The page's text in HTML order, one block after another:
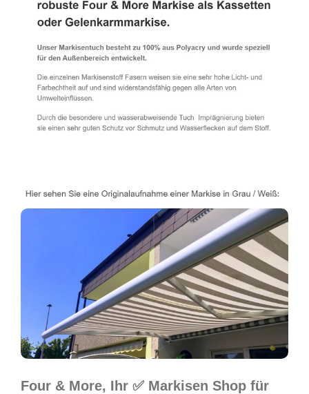
Four & More, Ihr ✅ Markisen Shop für